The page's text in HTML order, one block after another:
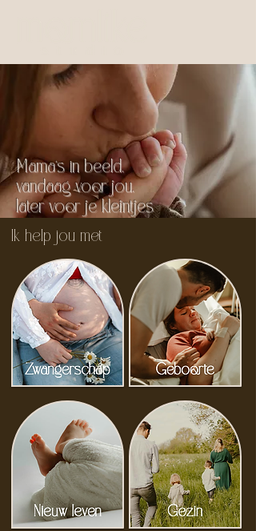
Mama’s in beeld,
vandaag voor jou,
later voor je kleintjes
Ik help jou met